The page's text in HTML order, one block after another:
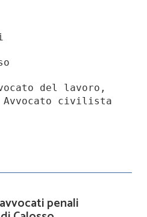
del lavoro,
Avvocato civilista
penali